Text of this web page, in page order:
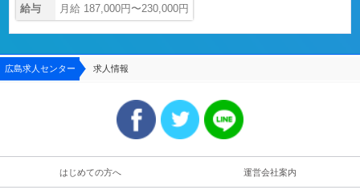
給与 月給 187,000円〜230,000円
広島求人センター 求人情報
はじめての方へ 運営会社案内